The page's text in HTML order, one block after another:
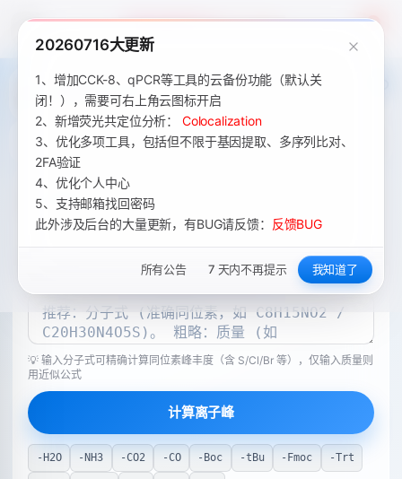
Academic Tools 4
20260716大更新
1、增加CCK-8、qPCR等工具的云备份功能（默认关
闭！），需要可右上角云图标开启
2、新增荧光共定位分析： Colocalization
3、优化多项工具，包括但不限于基因提取、多序列比对、
2FA验证
4、优化个人中心
5、支持邮箱找回密码
此外涉及后台的大量更新，有BUG请反馈： 反馈BUG
所有公告 7 天内不再提示 我知道了